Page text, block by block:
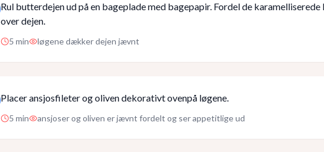
Rul butterdejen ud på en bageplade med bagepapir. Fordel de
over dejen.
5 min løgene dækker dejen jævnt
Placer ansjosfileter og oliven dekorativt ovenpå løgene.
5 min ansjoser og oliven er jævnt fordelt og ser appetitlige ud